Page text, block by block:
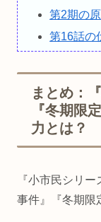
第2期の
第16話の
まとめ：
『冬期限
力とは？
『小市民シリ
事件』『冬期限